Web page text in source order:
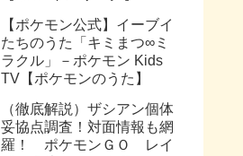
【ポケモン公式】イーブイ
たちのうた「キミまつ∞ミ
ラクル」－ポケモン Kids
TV【ポケモンのうた】
（徹底解説）ザシアン個体
妥協点調査！対面情報も網
羅！ ポケモンＧＯ レイ